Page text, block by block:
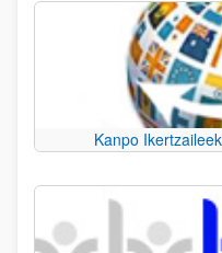
Kanpo